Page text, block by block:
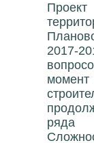
2017-
момент
ряда